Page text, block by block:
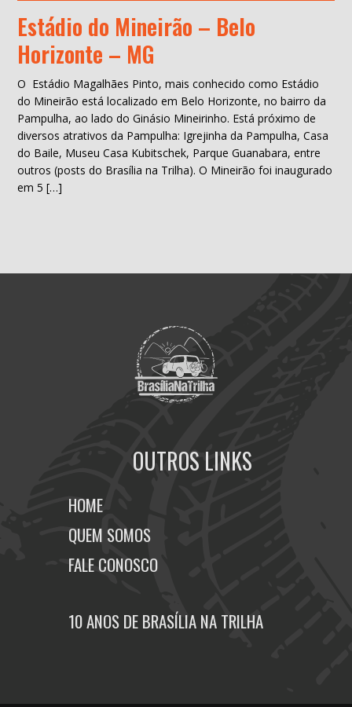
Estádio do Mineirão – Belo
Horizonte – MG
O Estádio Magalhães Pinto, mais conhecido como Estádio
do Mineirão está localizado em Belo Horizonte, no bairro da
Pampulha, ao lado do Ginásio Mineirinho. Está próximo de
diversos atrativos da Pampulha: Igrejinha da Pampulha, Casa
do Baile, Museu Casa Kubitschek, Parque Guanabara, entre
outros (posts do Brasília na Trilha). O Mineirão foi inaugurado
em 5 […]
OUTROS LINKS
HOME
QUEM SOMOS
FALE CONOSCO
10 ANOS DE BRASÍLIA NA TRILHA